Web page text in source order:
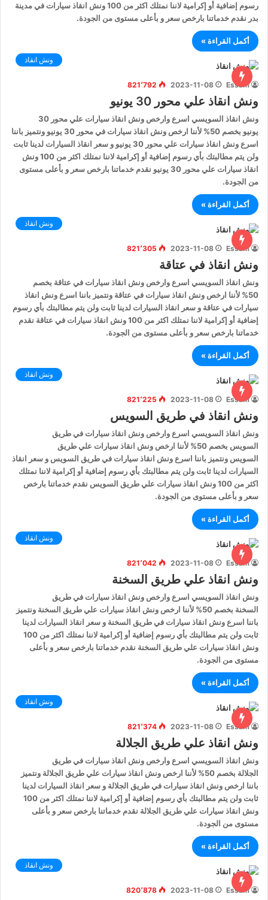
رسوم إضافية أو إكرامية لاننا نمتلك اكثر من 100 ونش انقاذ سيارات في مدينة
بدر نقدم خدماتنا بارخص سعر و بأعلى مستوى من الجودة.
أكمل القراءة »
ونش انقاذ
Essam
2023-11-08 821٬792
ونش انقاذ علي محور 30 يونيو
ونش انقاذ السويسي اسرع وارخص ونش انقاذ سيارات علي محور 30
يونيو بخصم 50% لأننا ارخص ونش انقاذ سيارات في محور 30 يونيو ونتميز باننا
اسرع ونش انقاذ سيارات علي محور 30 يونيو و سعر انقاذ السيارات لدينا ثابت
ولن يتم مطالبتك بأي رسوم إضافية أو إكرامية لاننا نمتلك اكثر من 100 ونش
انقاذ سيارات علي محور 30 يونيو نقدم خدماتنا بارخص سعر و بأعلى مستوى
من الجودة.
أكمل القراءة »
ونش انقاذ
Essam
2023-11-08 821٬305
ونش انقاذ في عتاقة
ونش انقاذ السويسي اسرع وارخص ونش انقاذ سيارات في عتاقة بخصم
50% لأننا ارخص ونش انقاذ سيارات في عتاقة ونتميز باننا اسرع ونش انقاذ
سيارات في عتاقة و سعر انقاذ السيارات لدينا ثابت ولن يتم مطالبتك بأي رسوم
إضافية أو إكرامية لاننا نمتلك اكثر من 100 ونش انقاذ سيارات في عتاقة نقدم
خدماتنا بارخص سعر و بأعلى مستوى من الجودة.
أكمل القراءة »
ونش انقاذ
Essam
2023-11-08 821٬225
ونش انقاذ في طريق السويس
ونش انقاذ السويسي اسرع وارخص ونش انقاذ سيارات في طريق
السويس بخصم 50% لأننا ارخص ونش انقاذ سيارات علي طريق
السويس ونتميز باننا اسرع ونش انقاذ سيارات في طريق السويس و سعر انقاذ
السيارات لدينا ثابت ولن يتم مطالبتك بأي رسوم إضافية أو إكرامية لاننا نمتلك
اكثر من 100 ونش انقاذ سيارات علي طريق السويس نقدم خدماتنا بارخص
سعر و بأعلى مستوى من الجودة.
أكمل القراءة »
ونش انقاذ
Essam
2023-11-08 821٬042
ونش انقاذ علي طريق السخنة
ونش انقاذ السويسي اسرع وارخص ونش انقاذ سيارات في طريق
السخنة بخصم 50% لأننا ارخص ونش انقاذ سيارات علي طريق السخنة ونتميز
باننا اسرع ونش انقاذ سيارات في طريق السخنة و سعر انقاذ السيارات لدينا
ثابت ولن يتم مطالبتك بأي رسوم إضافية أو إكرامية لاننا نمتلك اكثر من 100
ونش انقاذ سيارات علي طريق السخنة نقدم خدماتنا بارخص سعر و بأعلى
مستوى من الجودة.
أكمل القراءة »
ونش انقاذ
Essam
2023-11-08 821٬374
ونش انقاذ علي طريق الجلالة
ونش انقاذ السويسي اسرع وارخص ونش انقاذ سيارات في طريق
الجلالة بخصم 50% لأننا ارخص ونش انقاذ سيارات علي طريق الجلالة ونتميز
باننا ارخص ونش انقاذ سيارات في طريق الجلالة و سعر انقاذ السيارات لدينا
ثابت ولن يتم مطالبتك بأي رسوم إضافية أو إكرامية لاننا نمتلك اكثر من 100
ونش انقاذ سيارات علي طريق الجلالة نقدم خدماتنا بارخص سعر و بأعلى
مستوى من الجودة.
أكمل القراءة »
ونش انقاذ
Essam
2023-11-08 820٬878